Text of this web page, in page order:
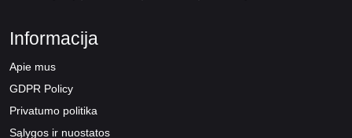
Informacija
Apie mus
GDPR Policy
Privatumo politika
Sąlygos ir nuostatos